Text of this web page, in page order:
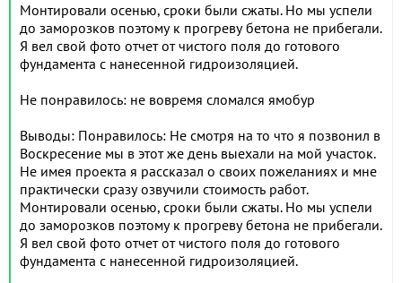
Монтировали осенью, сроки были сжаты. Но мы успели
до заморозков поэтому к прогреву бетона не прибегали.
Я вел свой фото отчет от чистого поля до готового
фундамента с нанесенной гидроизоляцией.
Не понравилось: не вовремя сломался ямобур
Выводы: Понравилось: Не смотря на то что я позвонил в
Воскресение мы в этот же день выехали на мой участок.
Не имея проекта я рассказал о своих пожеланиях и мне
практически сразу озвучили стоимость работ.
Монтировали осенью, сроки были сжаты. Но мы успели
до заморозков поэтому к прогреву бетона не прибегали.
Я вел свой фото отчет от чистого поля до готового
фундамента с нанесенной гидроизоляцией.